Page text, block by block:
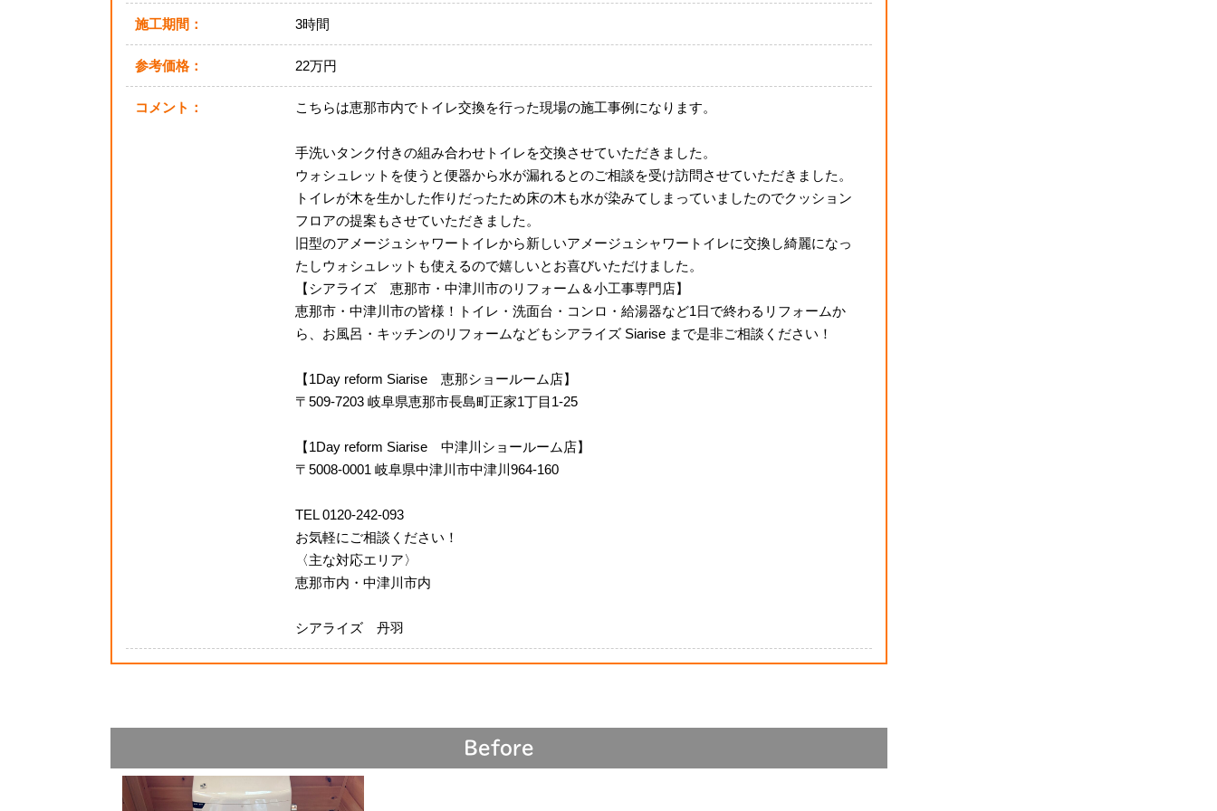
施工期間： 3時間
参考価格： 22万円
コメント： こちらは恵那市内でトイレ交換を行った現場の施工事例になります。
手洗いタンク付きの組み合わせトイレを交換させていただきました。
ウォシュレットを使うと便器から水が漏れるとのご相談を受け訪問させていただきました。
トイレが木を生かした作りだったため床の木も水が染みてしまっていましたのでクッション
フロアの提案もさせていただきました。
旧型のアメージュシャワートイレから新しいアメージュシャワートイレに交換し綺麗になっ
たしウォシュレットも使えるので嬉しいとお喜びいただけました。
【シアライズ 恵那市・中津川市のリフォーム＆小工事専門店】
恵那市・中津川市の皆様！トイレ・洗面台・コンロ・給湯器など1日で終わるリフォームか
ら、お風呂・キッチンのリフォームなどもシアライズ Siarise まで是非ご相談ください！
【1Day reform Siarise 恵那ショールーム店】
〒509-7203 岐阜県恵那市長島町正家1丁目1-25
【1Day reform Siarise 中津川ショールーム店】
〒5008-0001 岐阜県中津川市中津川964-160
TEL 0120-242-093
お気軽にご相談ください！
〈主な対応エリア〉
恵那市内・中津川市内
シアライズ 丹羽
Before